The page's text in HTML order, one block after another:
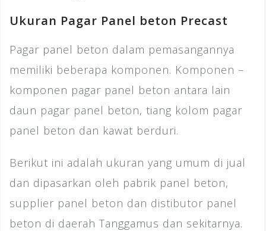
Ukuran Pagar Panel beton Precast
Pagar panel beton dalam pemasangannya
memiliki beberapa komponen. Komponen –
komponen pagar panel beton antara lain
daun pagar panel beton, tiang kolom pagar
panel beton dan kawat berduri.
Berikut ini adalah ukuran yang umum di jual
dan dipasarkan oleh pabrik panel beton,
supplier panel beton dan distibutor panel
beton di daerah Tanggamus dan sekitarnya.